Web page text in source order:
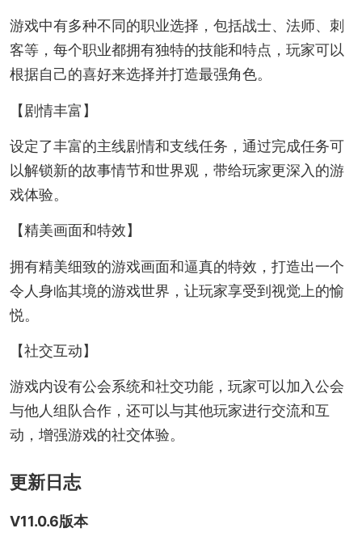
游戏中有多种不同的职业选择，包括战士、法师、刺
客等，每个职业都拥有独特的技能和特点，玩家可以
根据自己的喜好来选择并打造最强角色。
【剧情丰富】
设定了丰富的主线剧情和支线任务，通过完成任务可
以解锁新的故事情节和世界观，带给玩家更深入的游
戏体验。
【精美画面和特效】
拥有精美细致的游戏画面和逼真的特效，打造出一个
令人身临其境的游戏世界，让玩家享受到视觉上的愉
悦。
【社交互动】
游戏内设有公会系统和社交功能，玩家可以加入公会
与他人组队合作，还可以与其他玩家进行交流和互
动，增强游戏的社交体验。
更新日志
V11.0.6版本